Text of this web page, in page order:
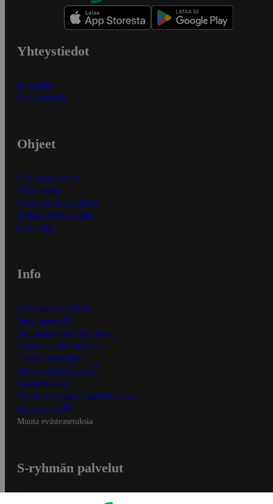
Yhteystiedot
Myymälät
Asiakaspalvelu
Ohjeet
Ensitilaajan ohjeet
Näin maksat
Näin tilaat ja muokkaat
Kaikki ohjeet ja vinkit
In English
Info
S-Business yrityksille
Oiva-raportit
Osuuskauppojen yhteystiedot
Tilaus- ja toimitusehdot
Tietosuojakäytäntö
Palvelun käyttöehdot
Saavutettavuus
Mobiilisovelluksen saavutettavuus
Mainostajalle
Muuta evästeasetuksia
S-ryhmän palvelut